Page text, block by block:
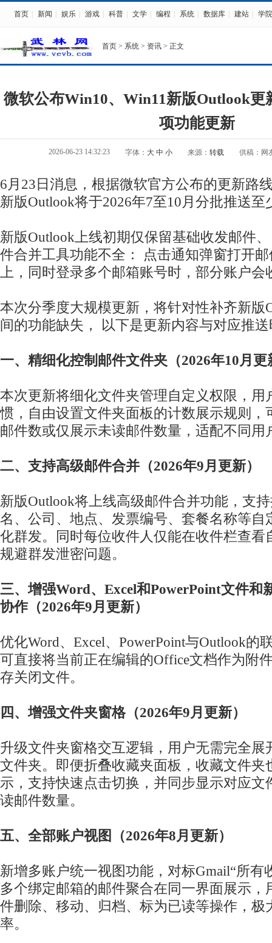
首页 新闻 娱乐 游戏 科普 文学 编程 系统 数据库 建站 学院
首页 > 系统 > 资讯 > 正文
微软公布Win10、Win11新版Outlook更
项功能更新
2026-06-23 14:32:23 字体： 大 中 小 来源： 转载 供稿：网
6月23日消息，根据微软官方公布的更新路
新版Outlook将于2026年7至10月分批推送至
新版Outlook上线初期仅保留基础收发邮件
件合并工具功能不全： 点击通知弹窗打开
上，同时登录多个邮箱账号时，部分账户会
本次分季度大规模更新，将针对性补齐新版
间的功能缺失， 以下是更新内容与对应推
一、精细化控制邮件文件夹（2026年10月更
本次更新将细化文件夹管理自定义权限，用
惯，自由设置文件夹面板的计数展示规则，
邮件数或仅展示未读邮件数量，适配不同用
二、支持高级邮件合并（2026年9月更新）
新版Outlook将上线高级邮件合并功能，支
名、公司、地点、发票编号、套餐名称等自
化群发。同时每位收件人仅能在收件栏查看
规避群发泄密问题。
三、增强Word、Excel和PowerPoint文件和
协作（2026年9月更新）
优化Word、Excel、PowerPoint与Outlook的
可直接将当前正在编辑的Office文档作为附
存关闭文件。
四、增强文件夹窗格（2026年9月更新）
升级文件夹窗格交互逻辑，用户无需完全展
文件夹。即便折叠收藏夹面板，收藏文件夹
示，支持快速点击切换，并同步显示对应文
读邮件数量。
五、全部账户视图（2026年8月更新）
新增多账户统一视图功能，对标Gmail“所有
多个绑定邮箱的邮件聚合在同一界面展示，
件删除、移动、归档、标为已读等操作，极
率。